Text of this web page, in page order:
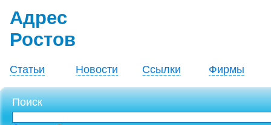
Адрес
Ростов
Статьи Новости Ссылки Фирмы
Поиск